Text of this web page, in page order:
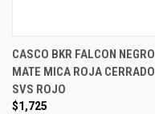
CASCO BKR FALCON NEGRO
MATE MICA ROJA CERRADO
SVS ROJO
$1,725